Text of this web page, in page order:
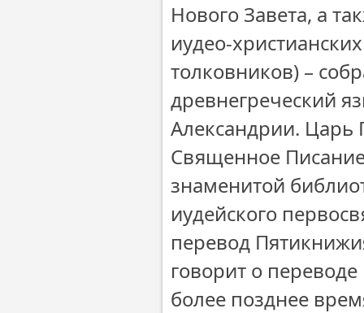
Нового Завета, а
иудео-
толковников) –
древнегреческий
Александрии.
Священное
знаменитой
иудейского
перевод
говорит о
более позднее